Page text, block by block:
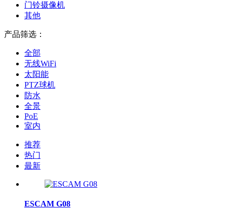
门铃摄像机
其他
产品筛选：
全部
无线WiFi
太阳能
PTZ球机
防水
全景
PoE
室内
推荐
热门
最新
ESCAM G08